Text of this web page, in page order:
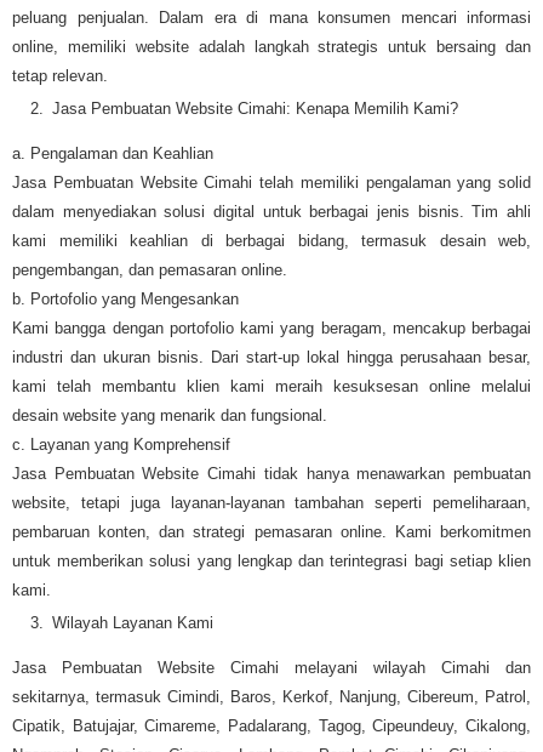
peluang penjualan. Dalam era di mana konsumen mencari informasi
online, memiliki website adalah langkah strategis untuk bersaing dan
tetap relevan.
Jasa Pembuatan Website Cimahi: Kenapa Memilih Kami?
a. Pengalaman dan Keahlian
Jasa Pembuatan Website Cimahi telah memiliki pengalaman yang solid
dalam menyediakan solusi digital untuk berbagai jenis bisnis. Tim ahli
kami memiliki keahlian di berbagai bidang, termasuk desain web,
pengembangan, dan pemasaran online.
b. Portofolio yang Mengesankan
Kami bangga dengan portofolio kami yang beragam, mencakup berbagai
industri dan ukuran bisnis. Dari start-up lokal hingga perusahaan besar,
kami telah membantu klien kami meraih kesuksesan online melalui
desain website yang menarik dan fungsional.
c. Layanan yang Komprehensif
Jasa Pembuatan Website Cimahi tidak hanya menawarkan pembuatan
website, tetapi juga layanan-layanan tambahan seperti pemeliharaan,
pembaruan konten, dan strategi pemasaran online. Kami berkomitmen
untuk memberikan solusi yang lengkap dan terintegrasi bagi setiap klien
kami.
Wilayah Layanan Kami
Jasa Pembuatan Website Cimahi melayani wilayah Cimahi dan
sekitarnya, termasuk Cimindi, Baros, Kerkof, Nanjung, Cibereum, Patrol,
Cipatik, Batujajar, Cimareme, Padalarang, Tagog, Cipeundeuy, Cikalong,